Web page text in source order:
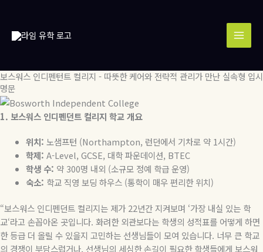
너
뛰
기
보스워스 인디펜턴트 컬리지 - 따뜻한 케어와 전략적 관리가 만난 실속형 입시
명문
1. 보스워스 인디펜던트 컬리지 학교개요
위치: 노샘프턴 (Northampton, 런던에서 기차로 약1시간)
학제: A-Level, GCSE, 대학 파운데이션, BTEC
학생 수: 약300명 내외 (소규모 정예 학급 운영)
숙소: 학교 직영 보딩 하우스(통학이 매우 편리한 위치)
“보스워스 인디펜던트 컬리지는 제가 22년간 지켜보며 ‘가장 내실 있는 학
교‘라고 손꼽아온 곳입니다. 화려한 외관보다는 학생의 성적표를 어떻게 하면
한 등급 더 올릴 수 있을지 고민하는 선생님들이 모여 있습니다. 너무 큰 학교
의 경쟁이 부담스럽거나, 선생님의 세심한 손길이 필요한 학생들에게 보스워